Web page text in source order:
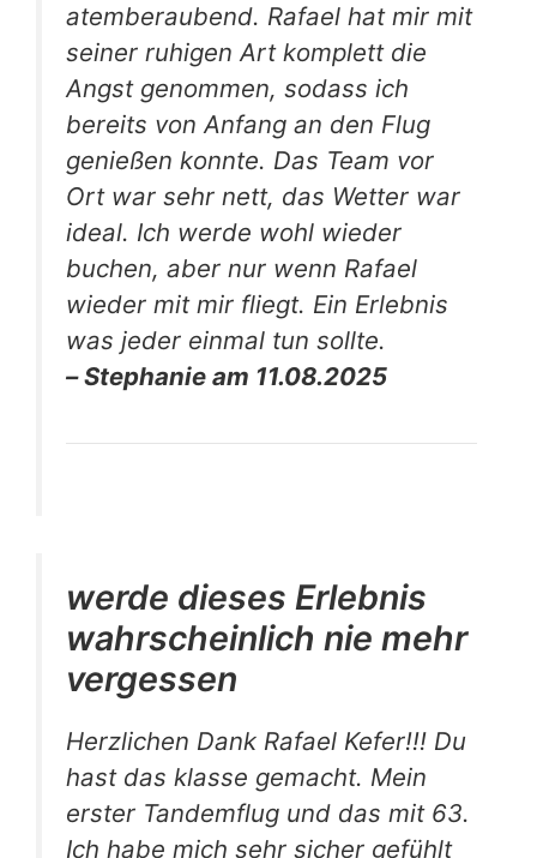
atemberaubend. Rafael hat mir mit
seiner ruhigen Art komplett die
Angst genommen, sodass ich
bereits von Anfang an den Flug
genießen konnte. Das Team vor
Ort war sehr nett, das Wetter war
ideal. Ich werde wohl wieder
buchen, aber nur wenn Rafael
wieder mit mir fliegt. Ein Erlebnis
was jeder einmal tun sollte.
– Stephanie am 11.08.2025
werde dieses Erlebnis
wahrscheinlich nie mehr
vergessen
Herzlichen Dank Rafael Kefer!!! Du
hast das klasse gemacht. Mein
erster Tandemflug und das mit 63.
Ich habe mich sehr sicher gefühlt